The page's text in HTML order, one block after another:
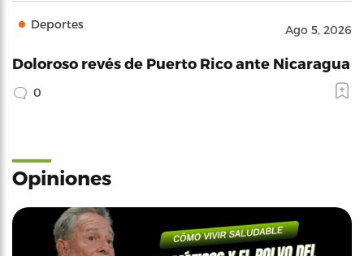
Deportes Ago 5, 2026
Doloroso revés de Puerto Rico ante Nicaragua
0
Opiniones